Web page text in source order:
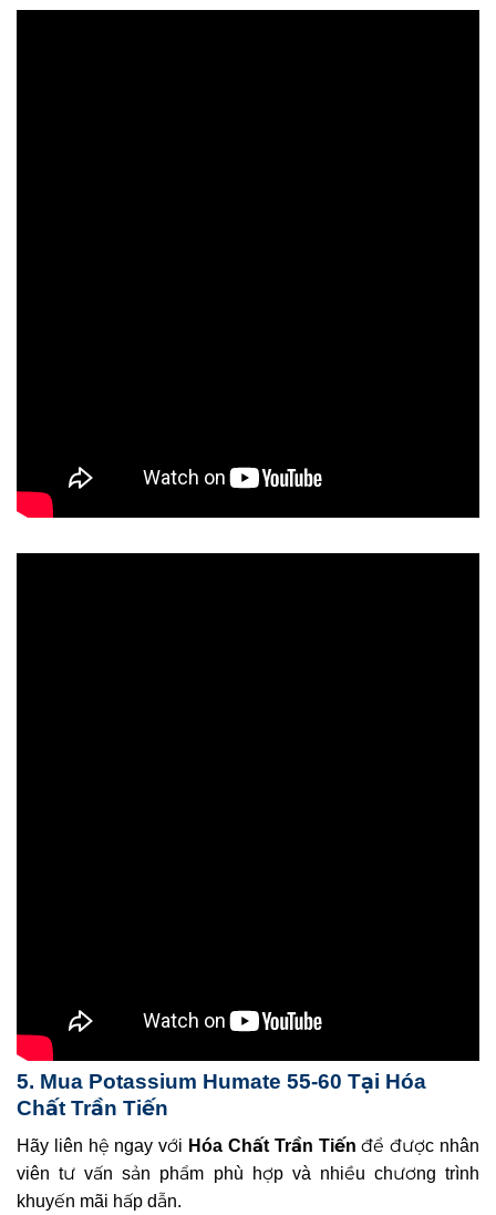
5. Mua Potassium Humate 55-60 Tại Hóa
Chất Trần Tiến
Hãy liên hệ ngay với Hóa Chất Trần Tiến để được nhân
viên tư vấn sản phẩm phù hợp và nhiều chương trình
khuyến mãi hấp dẫn.